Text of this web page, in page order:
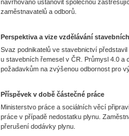
navrhováno ustanovit společnou
zaměstnavatelů a odborů.
Perspektiva a vize vzdělávání
Svaz podnikatelů ve stavebnictví
u stavebních řemesel v ČR. Průmysl 4.0 a
požadavkům na zvýšenou odbornost pro
Příspěvek v době částečné práce
Ministerstvo práce a sociálních věcí
práce v případě nedostatku plynu.
přerušení dodávky plynu.